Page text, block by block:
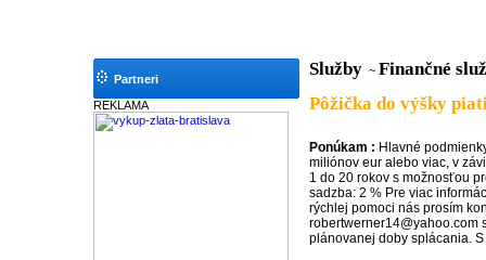
Partneri
REKLAMA
Služby ~ Finančné
Pôžička do výšky
Ponúkam : Hlavné
miliónov eur alebo viac, v
1 do 20 rokov s možnosťou
sadzba: 2 % Pre viac
rýchlej pomoci nás prosím
robertwerner14@yahoo.com
plánovanej doby splácania.